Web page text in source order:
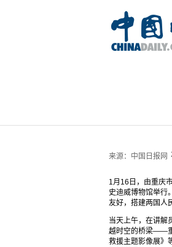
来源： 中国日报网
1月16日，由重庆
史迪威博物馆举行
友好，搭建两国人
当天上午，在讲解
越时空的桥梁——
救援主题影像展》